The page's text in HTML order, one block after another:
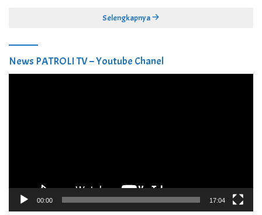
Selengkapnya
News PATROLI TV – Youtube Chanel
00:00 17:04